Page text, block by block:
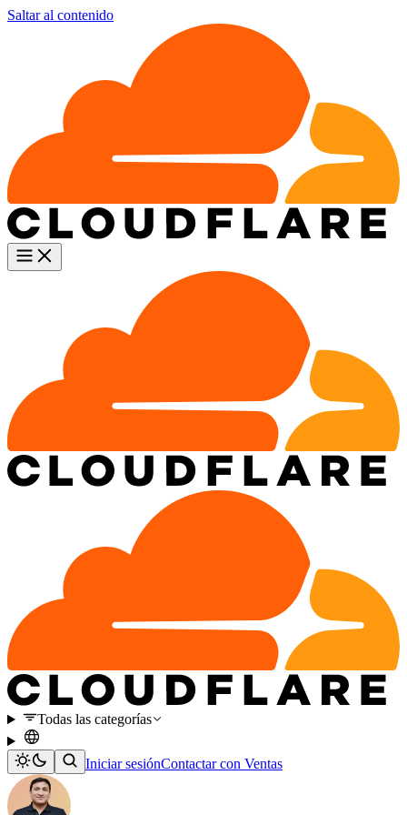
Saltar al contenido
Todas las categorías
Iniciar sesiónContactar con Ventas